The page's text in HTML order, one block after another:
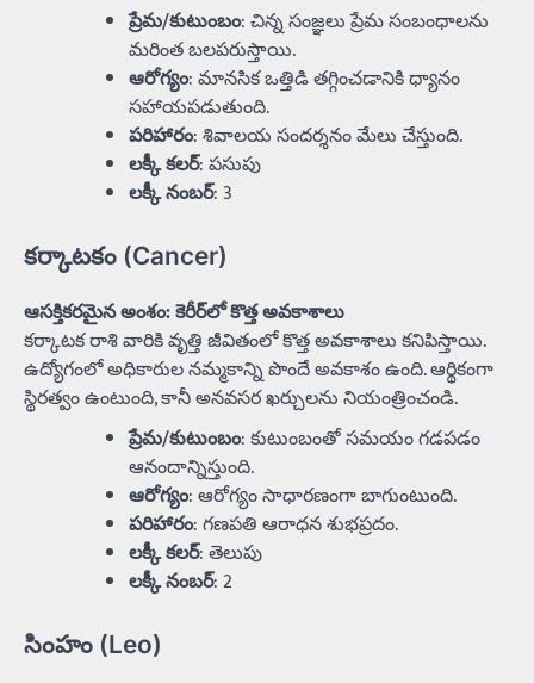
ప్రేమ/కుటుంబం: చిన్న సంజ్ఞలు ప్రేమ సంబంధాలను
మరింత బలపరుస్తాయి.
ఆరోగ్యం: మానసిక ఒత్తిడి తగ్గించడానికి ధ్యానం
సహాయపడుతుంది.
పరిహారం: శివాలయ సందర్శనం మేలు చేస్తుంది.
లక్కీ కలర్: పసుపు
లక్కీ నంబర్: 3
కర్కాటకం (Cancer)
ఆసక్తికరమైన అంశం: కెరీర్‌లో కొత్త అవకాశాలు
కర్కాటక రాశి వారికి వృత్తి జీవితంలో కొత్త అవకాశాలు కనిపిస్తాయి.
ఉద్యోగంలో అధికారుల నమ్మకాన్ని పొందే అవకాశం ఉంది. ఆర్థికంగా
స్థిరత్వం ఉంటుంది, కానీ అనవసర ఖర్చులను నియంత్రించండి.
ప్రేమ/కుటుంబం: కుటుంబంతో సమయం గడపడం
ఆనందాన్నిస్తుంది.
ఆరోగ్యం: ఆరోగ్యం సాధారణంగా బాగుంటుంది.
పరిహారం: గణపతి ఆరాధన శుభప్రదం.
లక్కీ కలర్: తెలుపు
లక్కీ నంబర్: 2
సింహం (Leo)